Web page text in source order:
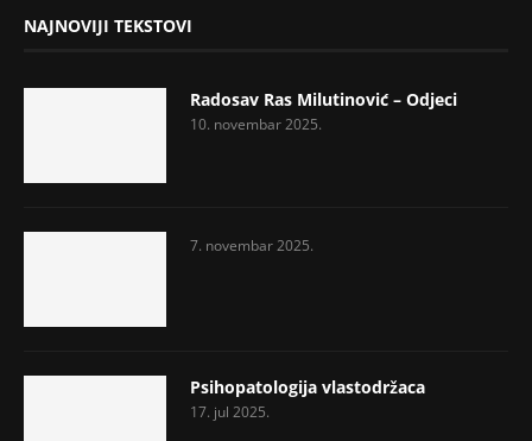
NAJNOVIJI TEKSTOVI
Radosav Ras Milutinović – Odjeci
10. novembar 2025.
7. novembar 2025.
Psihopatologija vlastodržaca
17. jul 2025.